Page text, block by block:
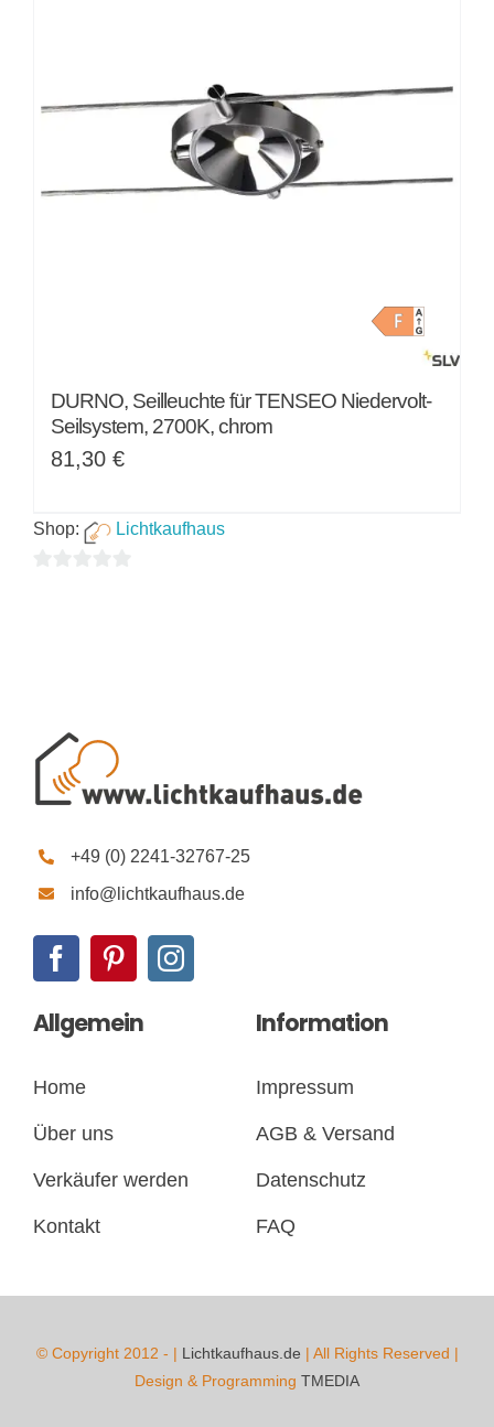
DURNO, Seilleuchte für TENSEO Niedervolt-
Seilsystem, 2700K, chrom
81,30 €
Shop: Lichtkaufhaus
+49 (0) 2241-32767-25
info@lichtkaufhaus.de
Allgemein
Home
Über uns
Verkäufer werden
Kontakt
Information
Impressum
AGB & Versand
Datenschutz
FAQ
© Copyright 2012 - | Lichtkaufhaus.de | All Rights Reserved |
Design & Programming TMEDIA